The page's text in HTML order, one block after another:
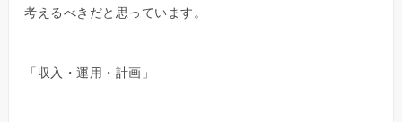
考えるべきだと思っています。
「収入・運用・計画」